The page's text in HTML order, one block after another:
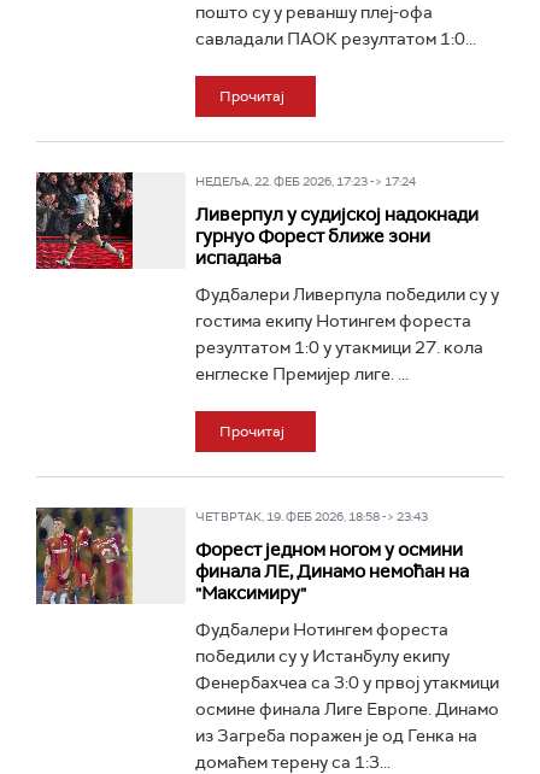
пошто су у реваншу плеј-офа
савладали ПАОК резултатом 1:0...
Прочитај
НЕДЕЉА, 22. ФЕБ 2026, 17:23 -> 17:24
Ливерпул у судијској надокнади
гурнуо Форест ближе зони
испадања
Фудбалери Ливерпула победили су у
гостима екипу Нотингем фореста
резултатом 1:0 у утакмици 27. кола
енглеске Премијер лиге. ...
Прочитај
ЧЕТВРТАК, 19. ФЕБ 2026, 18:58 -> 23:43
Форест једном ногом у осмини
финала ЛЕ, Динамо немоћан на
"Максимиру"
Фудбалери Нотингем фореста
победили су у Истанбулу екипу
Фенербахчеа са 3:0 у првој утакмици
осмине финала Лиге Европе. Динамо
из Загреба поражен је од Генка на
домаћем терену са 1:3...